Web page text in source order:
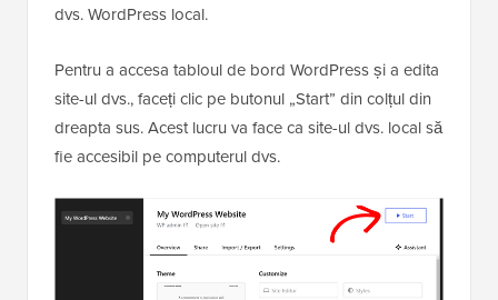
dvs. WordPress local.
Pentru a accesa tabloul de bord WordPress și a edita
site-ul dvs., faceți clic pe butonul „Start” din colțul din
dreapta sus. Acest lucru va face ca site-ul dvs. local să
fie accesibil pe computerul dvs.